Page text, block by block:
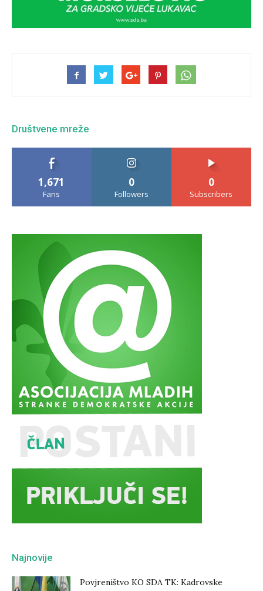
Društvene mreže
1,671
Fans
0
Followers
0
Subscribers
Najnovije
Povjreništvo KO SDA TK: Kadrovske